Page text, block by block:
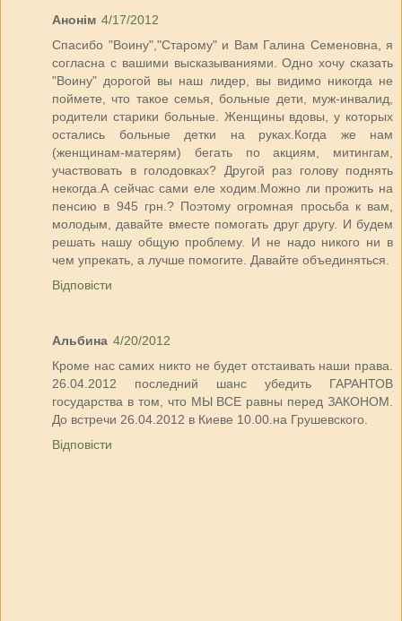
Анонім 4/17/2012
Спасибо "Воину","Старому" и Вам Галина Семеновна, я
согласна с вашими высказываниями. Одно хочу сказать
"Воину" дорогой вы наш лидер, вы видимо никогда не
поймете, что такое семья, больные дети, муж-инвалид,
родители старики больные. Женщины вдовы, у которых
остались больные детки на руках.Когда же нам
(женщинам-матерям) бегать по акциям, митингам,
участвовать в голодовках? Другой раз голову поднять
некогда.А сейчас сами еле ходим.Можно ли прожить на
пенсию в 945 грн.? Поэтому огромная просьба к вам,
молодым, давайте вместе помогать друг другу. И будем
решать нашу общую проблему. И не надо никого ни в
чем упрекать, а лучше помогите. Давайте объединяться.
Відповісти
Альбина 4/20/2012
Кроме нас самих никто не будет отстаивать наши права.
26.04.2012 последний шанс убедить ГАРАНТОВ
государства в том, что МЫ ВСЕ равны перед ЗАКОНОМ.
До встречи 26.04.2012 в Киеве 10.00.на Грушевского.
Відповісти